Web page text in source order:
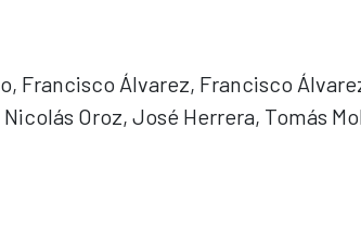
Francisco Álvarez, Francisco
Oroz, José Herrera, Tomás